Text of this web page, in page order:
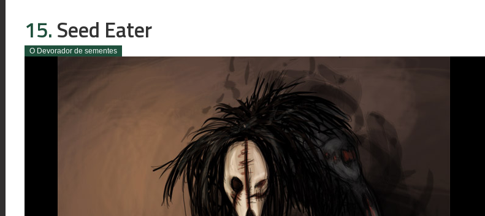
15.Seed Eater
O Devorador de sementes